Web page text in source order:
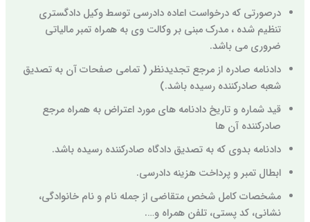
درصورتی که درخواست اعاده دادرسی توسط وکیل دادگستری
تنظیم شده ، مدرک مبنی بر وکالت وی به همراه تمبر مالیاتی
ضروری می باشد.
دادنامه صادره از مرجع تجدیدنظر ( تمامی صفحات آن به تصدیق
شعبه صادرکننده رسیده باشد.)
قید شماره و تاریخ دادنامه های مورد اعتراض به همراه مرجع
صادرکننده آن ها
دادنامه بدوی که به تصدیق دادگاه صادرکننده رسیده باشد.
ابطال تمبر و پرداخت هزینه دادرسی.
مشخصات کامل شخص متقاضی از جمله نام و نام خانوادگی،
نشانی، کد پستی، تلفن همراه و….